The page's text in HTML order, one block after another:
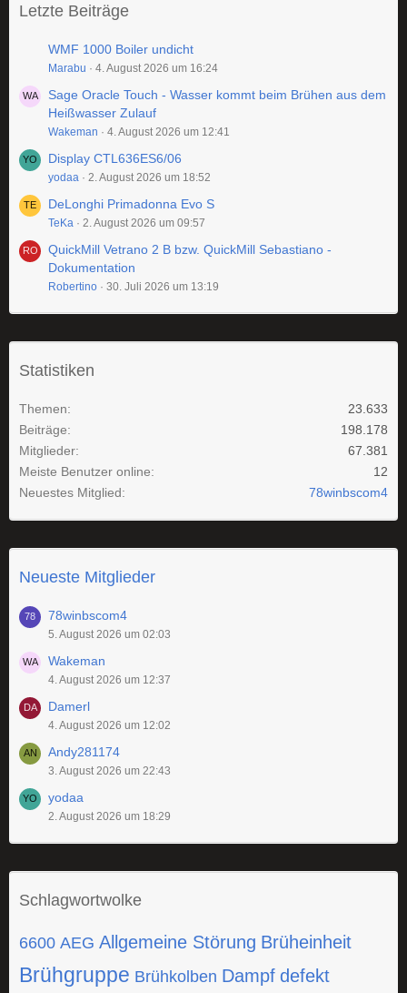
Letzte Beiträge
WMF 1000 Boiler undicht
Marabu 4. August 2026 um 16:24
Sage Oracle Touch - Wasser kommt beim Brühen aus dem
Heißwasser Zulauf
Wakeman 4. August 2026 um 12:41
Display CTL636ES6/06
yodaa 2. August 2026 um 18:52
DeLonghi Primadonna Evo S
TeKa 2. August 2026 um 09:57
QuickMill Vetrano 2 B bzw. QuickMill Sebastiano -
Dokumentation
Robertino 30. Juli 2026 um 13:19
Statistiken
Themen
23.633
Beiträge
198.178
Mitglieder
67.381
Meiste Benutzer online
12
Neuestes Mitglied
78winbscom4
Neueste Mitglieder
78winbscom4
5. August 2026 um 02:03
Wakeman
4. August 2026 um 12:37
Damerl
4. August 2026 um 12:02
Andy281174
3. August 2026 um 22:43
yodaa
2. August 2026 um 18:29
Schlagwortwolke
6600 AEG Allgemeine Störung Brüheinheit
Brühgruppe Brühkolben Dampf defekt